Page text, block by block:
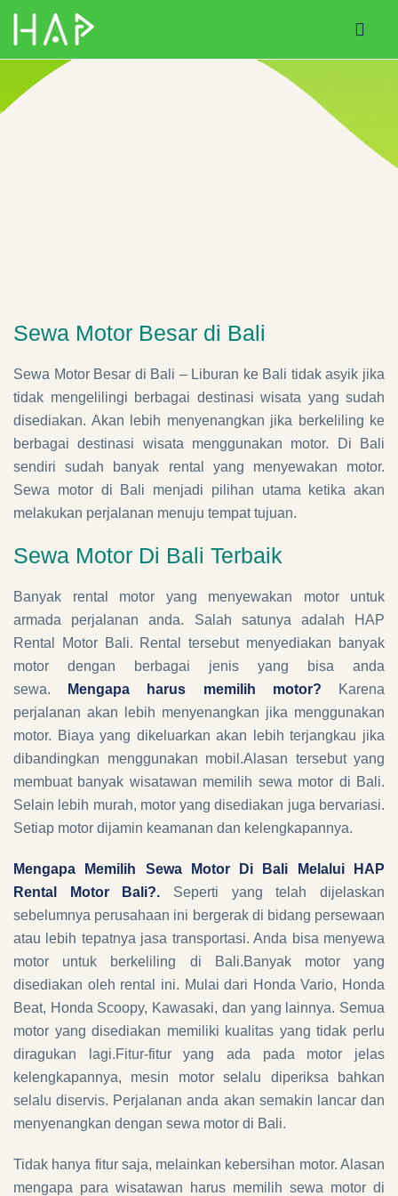
Sewa Motor Besar di Bali
Sewa Motor Besar di Bali – Liburan ke Bali tidak asyik jika
tidak mengelilingi berbagai destinasi wisata yang sudah
disediakan. Akan lebih menyenangkan jika berkeliling ke
berbagai destinasi wisata menggunakan motor. Di Bali
sendiri sudah banyak rental yang menyewakan motor.
Sewa motor di Bali menjadi pilihan utama ketika akan
melakukan perjalanan menuju tempat tujuan.
Sewa Motor Di Bali Terbaik
Banyak rental motor yang menyewakan motor untuk
armada perjalanan anda. Salah satunya adalah HAP
Rental Motor Bali. Rental tersebut menyediakan banyak
motor dengan berbagai jenis yang bisa anda
sewa.
Mengapa harus memilih motor? Karena
perjalanan akan lebih menyenangkan jika menggunakan
motor. Biaya yang dikeluarkan akan lebih terjangkau jika
dibandingkan menggunakan mobil.Alasan tersebut yang
membuat banyak wisatawan memilih sewa motor di Bali.
Selain lebih murah, motor yang disediakan juga bervariasi.
Setiap motor dijamin keamanan dan kelengkapannya.
Mengapa Memilih Sewa Motor Di Bali Melalui HAP
Rental Motor Bali?. Seperti yang telah dijelaskan
sebelumnya perusahaan ini bergerak di bidang persewaan
atau lebih tepatnya jasa transportasi. Anda bisa menyewa
motor untuk berkeliling di Bali.Banyak motor yang
disediakan oleh rental ini. Mulai dari Honda Vario, Honda
Beat, Honda Scoopy, Kawasaki, dan yang lainnya. Semua
motor yang disediakan memiliki kualitas yang tidak perlu
diragukan lagi.Fitur-fitur yang ada pada motor jelas
kelengkapannya, mesin motor selalu diperiksa bahkan
selalu diservis. Perjalanan anda akan semakin lancar dan
menyenangkan dengan sewa motor di Bali.
Tidak hanya fitur saja, melainkan kebersihan motor. Alasan
mengapa para wisatawan harus memilih sewa motor di